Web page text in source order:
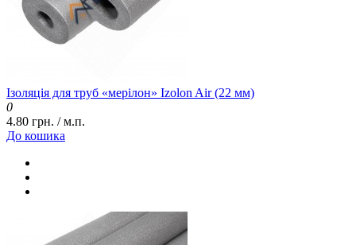
Ізоляція для труб «мерілон» Izolon Air (22 мм)
0
4.80 грн. / м.п.
До кошика